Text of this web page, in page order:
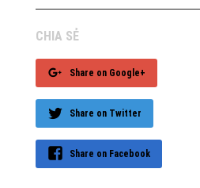
CHIA SẺ
Share on Google+
Share on Twitter
Share on Facebook